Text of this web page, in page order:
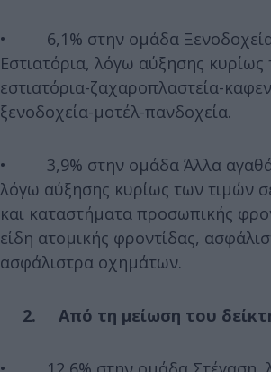
• 6,1% στην ομάδα
Εστιατόρια, λόγω αύξησης κυρίως
εστιατόρια-ζαχαροπλαστεία-
ξενοδοχεία-μοτέλ-πανδοχεία.
• 3,9% στην ομάδα Άλλα αγαθά
λόγω αύξησης κυρίως των τιμών
και καταστήματα προσωπικής
είδη ατομικής φροντίδας,
ασφάλιστρα οχημάτων.
2. Από τη μείωση του